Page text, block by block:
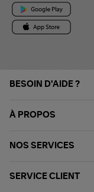
BESOIN D'AIDE ?
À PROPOS
NOS SERVICES
SERVICE CLIENT